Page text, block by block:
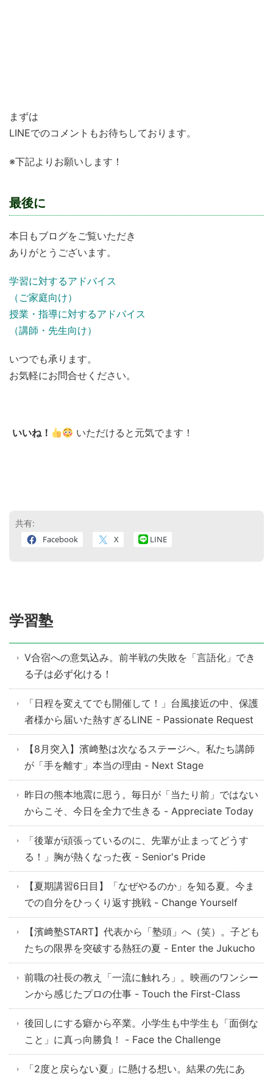
まずは
LINEでのコメントもお待ちしております。
※下記よりお願いします！
最後に
本日もブログをご覧いただき
ありがとうございます。
学習に対するアドバイス
（ご家庭向け）
授業・指導に対するアドバイス
（講師・先生向け）
いつでも承ります。
お気軽にお問合せください。
いいね！ いただけると元気でます！
共有:
Facebook X LINE
学習塾
V合宿への意気込み。前半戦の失敗を「言語化」でき
る子は必ず化ける！
「日程を変えてでも開催して！」台風接近の中、保護
者様から届いた熱すぎるLINE - Passionate Request
【8月突入】濱﨑塾は次なるステージへ。私たち講師
が「手を離す」本当の理由 - Next Stage
昨日の熊本地震に思う。毎日が「当たり前」ではない
からこそ、今日を全力で生きる - Appreciate Today
「後輩が頑張っているのに、先輩が止まってどうす
る！」胸が熱くなった夜 - Senior's Pride
【夏期講習6日目】「なぜやるのか」を知る夏。今ま
での自分をひっくり返す挑戦 - Change Yourself
【濱﨑塾START】代表から「塾頭」へ（笑）。子ども
たちの限界を突破する熱狂の夏 - Enter the Jukucho
前職の社長の教え「一流に触れろ」。映画のワンシー
ンから感じたプロの仕事 - Touch the First-Class
後回しにする癖から卒業。小学生も中学生も「面倒な
こと」に真っ向勝負！ - Face the Challenge
「2度と戻らない夏」に懸ける想い。結果の先にあ